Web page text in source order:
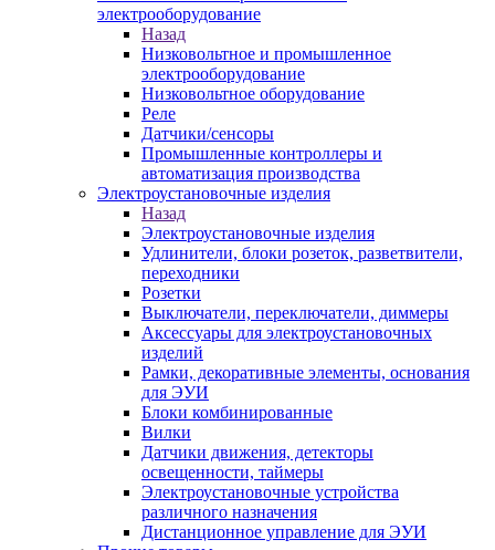
электрооборудование
Назад
Низковольтное и промышленное
электрооборудование
Низковольтное оборудование
Реле
Датчики/сенсоры
Промышленные контроллеры и
автоматизация производства
Электроустановочные изделия
Назад
Электроустановочные изделия
Удлинители, блоки розеток, разветвители,
переходники
Розетки
Выключатели, переключатели, диммеры
Аксессуары для электроустановочных
изделий
Рамки, декоративные элементы, основания
для ЭУИ
Блоки комбинированные
Вилки
Датчики движения, детекторы
освещенности, таймеры
Электроустановочные устройства
различного назначения
Дистанционное управление для ЭУИ